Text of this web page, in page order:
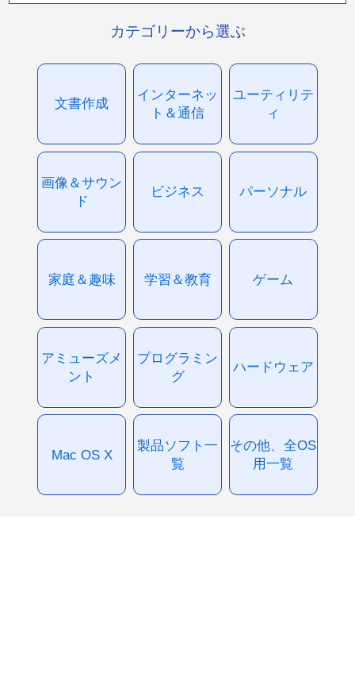
カテゴリーから選ぶ
文書作成
インターネッ
ト＆通信
ユーティリテ
ィ
画像＆サウン
ド
ビジネス パーソナル
家庭＆趣味 学習＆教育 ゲーム
アミューズメ
ント
プログラミン
グ
ハードウェア
Mac OS X
製品ソフト一
覧
その他、全OS
用一覧